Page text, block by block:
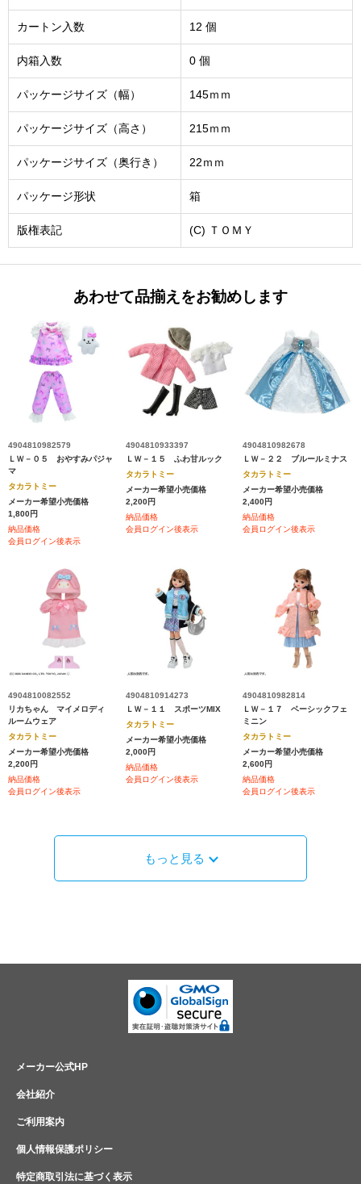
カートン入数 12 個
内箱入数 0 個
パッケージサイズ（幅） 145ｍｍ
パッケージサイズ（高さ） 215ｍｍ
パッケージサイズ（奥行き） 22ｍｍ
パッケージ形状 箱
版権表記 (C) ＴＯＭＹ
あわせて品揃えをお勧めします
4904810982579
ＬＷ－０５ おやすみパジャ
マ
タカラトミー
メーカー希望小売価格
1,800円
納品価格
会員ログイン後表示
4904810933397
ＬＷ－１５ ふわ甘ルック
タカラトミー
メーカー希望小売価格
2,200円
納品価格
会員ログイン後表示
4904810982678
ＬＷ－２２ ブルールミナス
タカラトミー
メーカー希望小売価格
2,400円
納品価格
会員ログイン後表示
4904810082552
リカちゃん マイメロディ
ルームウェア
タカラトミー
メーカー希望小売価格
2,200円
納品価格
会員ログイン後表示
4904810914273
ＬＷ－１１ スポーツMIX
タカラトミー
メーカー希望小売価格
2,000円
納品価格
会員ログイン後表示
4904810982814
ＬＷ－１７ ベーシックフェ
ミニン
タカラトミー
メーカー希望小売価格
2,600円
納品価格
会員ログイン後表示
もっと見る
メーカー公式HP
会社紹介
ご利用案内
個人情報保護ポリシー
特定商取引法に基づく表示